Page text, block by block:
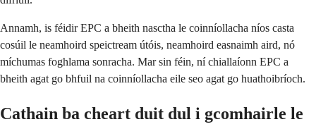
Annamh, is féidir EPC a bheith nasctha le coinníollacha níos casta
cosúil le neamhoird speictream útóis, neamhoird easnaimh aird, nó
míchumas foghlama sonracha. Mar sin féin, ní chiallaíonn EPC a
bheith agat go bhfuil na coinníollacha eile seo agat go huathoibríoch.
Cathain ba cheart duit dul i gcomhairle le